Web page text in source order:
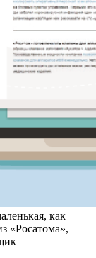
как
«Росатома»,